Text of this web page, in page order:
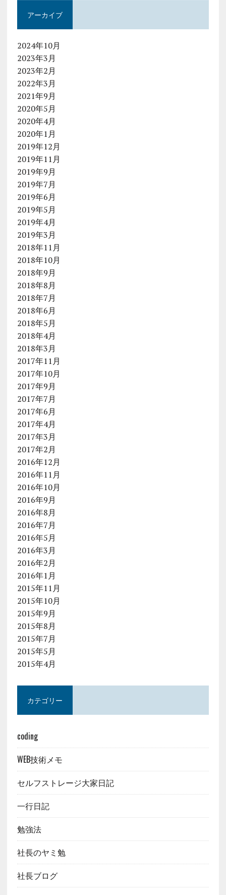
アーカイブ
2024年10月
2023年3月
2023年2月
2022年3月
2021年9月
2020年5月
2020年4月
2020年1月
2019年12月
2019年11月
2019年9月
2019年7月
2019年6月
2019年5月
2019年4月
2019年3月
2018年11月
2018年10月
2018年9月
2018年8月
2018年7月
2018年6月
2018年5月
2018年4月
2018年3月
2017年11月
2017年10月
2017年9月
2017年7月
2017年6月
2017年4月
2017年3月
2017年2月
2016年12月
2016年11月
2016年10月
2016年9月
2016年8月
2016年7月
2016年5月
2016年3月
2016年2月
2016年1月
2015年11月
2015年10月
2015年9月
2015年8月
2015年7月
2015年5月
2015年4月
カテゴリー
coding
WEB技術メモ
セルフストレージ大家日記
一行日記
勉強法
社長のヤミ勉
社長ブログ